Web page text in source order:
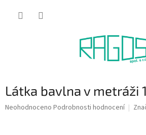
Látka bavlna v metráži
Průměrné
Neohodnoceno Podrobnosti hodnocení